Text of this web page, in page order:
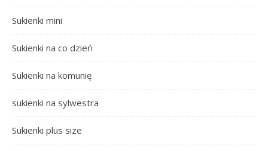
Sukienki mini
Sukienki na co dzień
Sukienki na komunię
sukienki na sylwestra
Sukienki plus size